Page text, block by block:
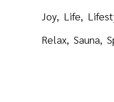
Joy Life
Relax Sauna